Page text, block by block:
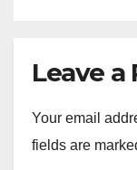
Leave a
Your email
fields are